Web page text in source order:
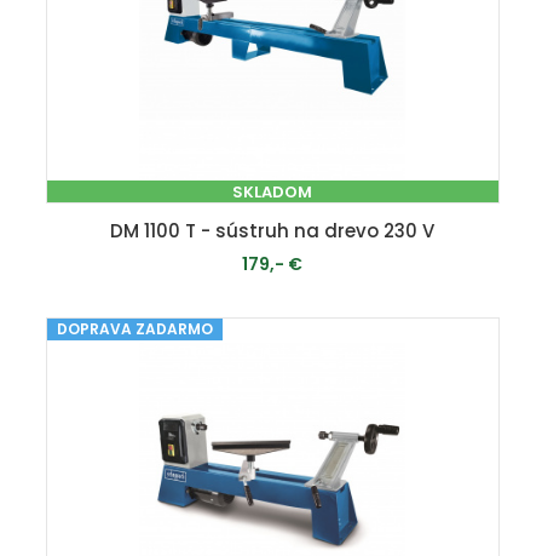
SKLADOM
DM 1100 T - sústruh na drevo 230 V
179,- €
PRIDAŤ DO KOŠÍKA
DOPRAVA ZADARMO